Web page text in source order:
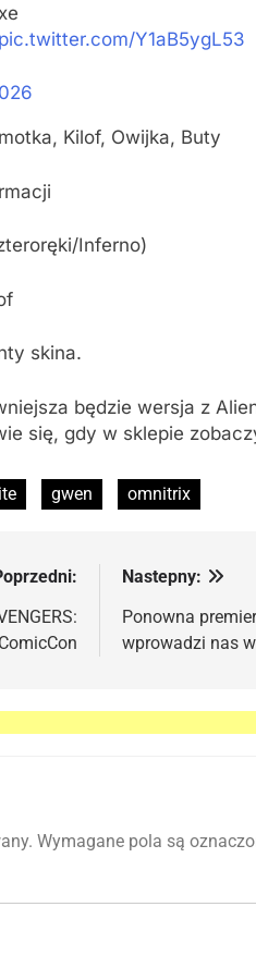
pic.twitter.com/Y1aB5ygL53
Kilof, Owijka, Buty
Inferno)
skina.
będzie wersja z
się, gdy w sklepie
gwen omnitrix
Nastepny:
Ponowna
wprowadzi nas w
Wymagane pola są